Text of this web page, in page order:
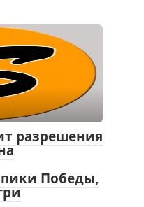
разрешения
Победы,